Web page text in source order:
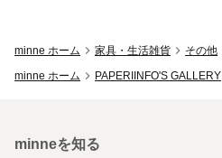
minne ホーム 家具・生活雑貨 その他
minne ホーム
PAPERIINFO'S GALLERY
minneを知る